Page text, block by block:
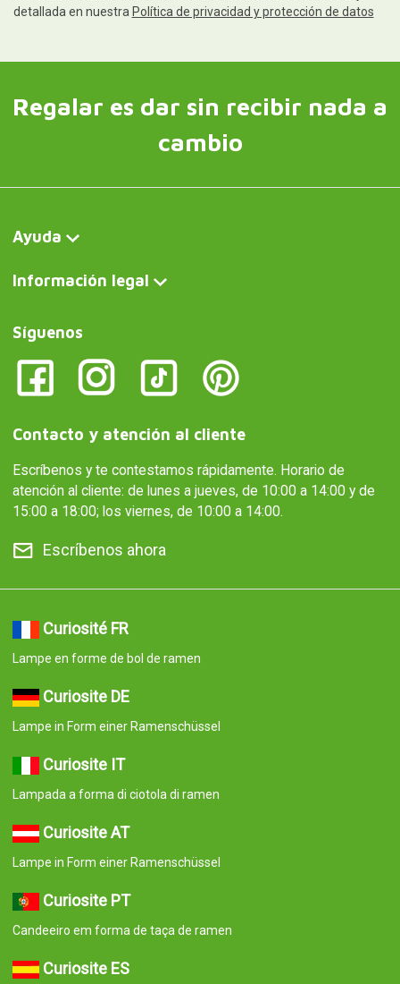
detallada en nuestra Política de privacidad y protección de datos
Regalar es dar sin recibir nada a
cambio
Ayuda
Información legal
Síguenos
Contacto y atención al cliente
Escríbenos y te contestamos rápidamente. Horario de
atención al cliente: de lunes a jueves, de 10:00 a 14:00 y de
15:00 a 18:00; los viernes, de 10:00 a 14:00.
Escríbenos ahora
Curiosité FR
Lampe en forme de bol de ramen
Curiosite DE
Lampe in Form einer Ramenschüssel
Curiosite IT
Lampada a forma di ciotola di ramen
Curiosite AT
Lampe in Form einer Ramenschüssel
Curiosite PT
Candeeiro em forma de taça de ramen
Curiosite ES